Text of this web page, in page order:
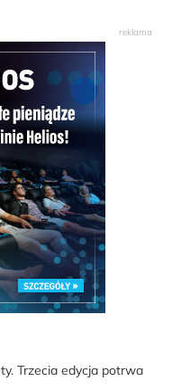
Trzecia edycja potrwa